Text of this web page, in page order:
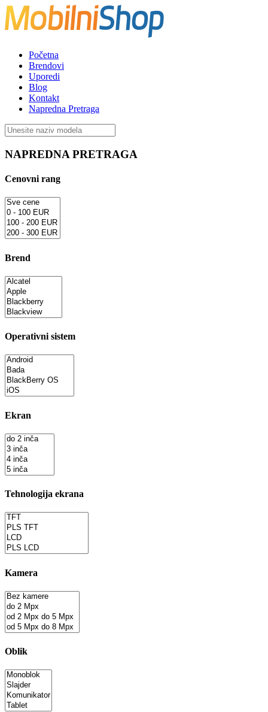
Početna
Brendovi
Uporedi
Blog
Kontakt
Napredna Pretraga
NAPREDNA PRETRAGA
Cenovni rang
Brend
Operativni sistem
Ekran
Tehnologija ekrana
Kamera
Oblik